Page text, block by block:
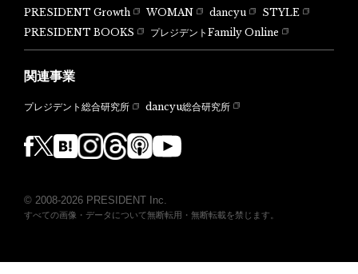
PRESIDENT Growth WOMAN dancyu
STYLE
PRESIDENT BOOKS
プレジデントFamily Online
関連事業
プレジデント総合研究所 dancyu総合研究所
© 2008-2026 PRESIDENT Inc.
すべての画像・データについて無断転用・無断転載を禁じます。